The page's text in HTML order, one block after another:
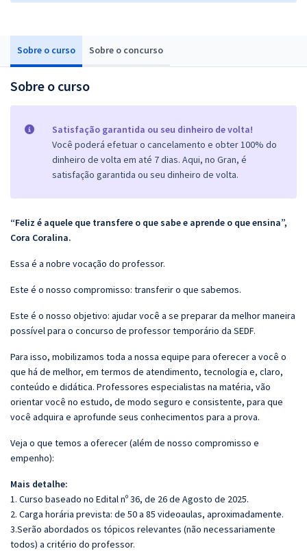
Sobre o curso Sobre o concurso
Sobre o curso
Satisfação garantida ou seu dinheiro de volta!
Você poderá efetuar o cancelamento e obter 100% do
dinheiro de volta em até 7 dias. Aqui, no Gran, é
satisfação garantida ou seu dinheiro de volta.
“Feliz é aquele que transfere o que sabe e aprende o que ensina”,
Cora Coralina.
Essa é a nobre vocação do professor.
Este é o nosso compromisso: transferir o que sabemos.
Este é o nosso objetivo: ajudar você a se preparar da melhor maneira
possível para o concurso de professor temporário da SEDF.
Para isso, mobilizamos toda a nossa equipe para oferecer a você o
que há de melhor, em termos de atendimento, tecnologia e, claro,
conteúdo e didática. Professores especialistas na matéria, vão
orientar você no estudo, de modo seguro e consistente, para que
você adquira e aprofunde seus conhecimentos para a prova.
Veja o que temos a oferecer (além de nosso compromisso e
empenho):
Mais detalhe:
1. Curso baseado no Edital nº 36, de 26 de Agosto de 2025.
2. Carga horária prevista: de 50 a 85 videoaulas, aproximadamente.
3.Serão abordados os tópicos relevantes (não necessariamente
todos) a critério do professor.